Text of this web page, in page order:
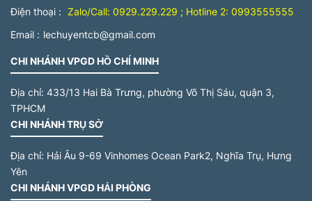
Điện thoại : Zalo/Call: 0929.229.229 ; Hotline 2: 0993555555
Email : lechuyentcb@gmail.com
CHI NHÁNH VPGD HỒ CHÍ MINH
Địa chỉ: 433/13 Hai Bà Trưng, phường Võ Thị Sáu, quận 3,
TPHCM
CHI NHÁNH TRỤ SỞ
Địa chỉ: Hải Âu 9-69 Vinhomes Ocean Park2, Nghĩa Trụ, Hưng
Yên
CHI NHÁNH VPGD HẢI PHÒNG